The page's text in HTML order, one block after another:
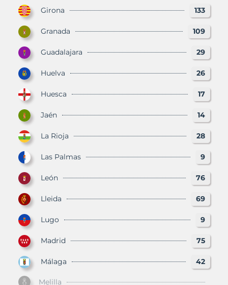
Girona 133
Granada 109
Guadalajara 29
Huelva 26
Huesca 17
Jaén 14
La Rioja 28
Las Palmas 9
León 76
Lleida 69
Lugo 9
Madrid 75
Málaga 42
Melilla